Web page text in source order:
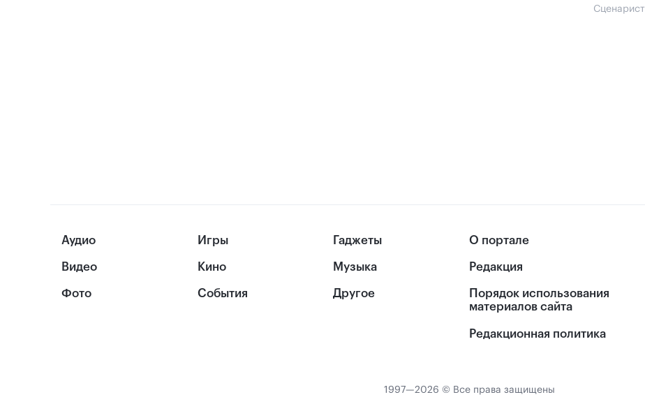
Сценарист
Аудио
Видео
Фото
Игры
Кино
События
Гаджеты
Музыка
Другое
О портале
Редакция
Порядок использования
материалов сайта
Редакционная политика
1997—2026 © Все права защищены